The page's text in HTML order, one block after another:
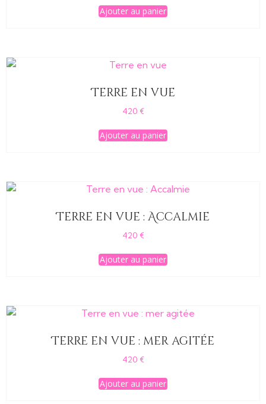
Ajouter au panier
Terre en vue
420 €
Ajouter au panier
Terre en vue : Accalmie
420 €
Ajouter au panier
Terre en vue : mer agitée
420 €
Ajouter au panier